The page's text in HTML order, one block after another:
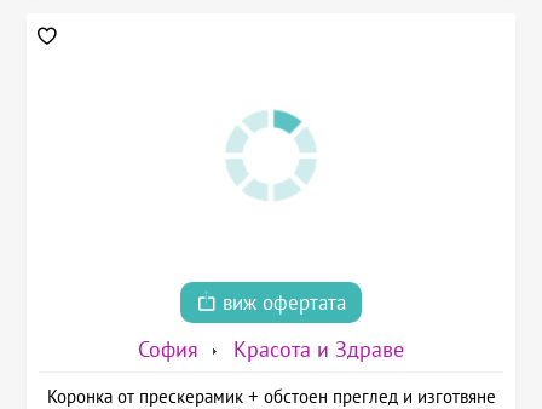
виж офертата
София Красота и Здраве
Коронка от прескерамик + обстоен преглед и изготвяне